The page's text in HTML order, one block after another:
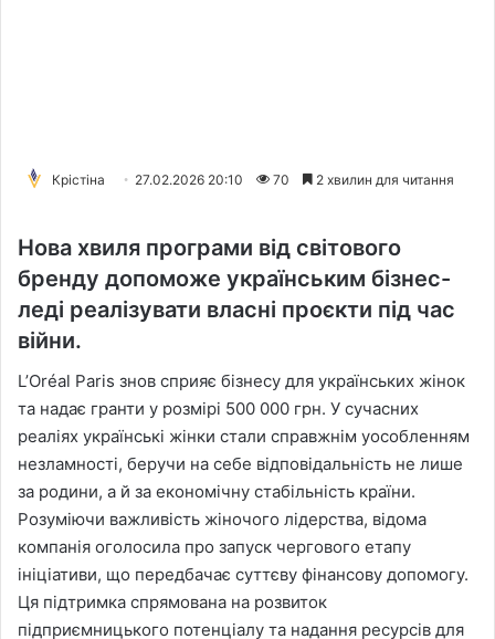
Крістіна 27.02.2026 20:10 70 2 хвилин для читання
Нова хвиля програми від світового
бренду допоможе українським бізнес-
леді реалізувати власні проєкти під час
війни.
L’Oréal Paris знов сприяє бізнесу для українських жінок
та надає гранти у розмірі 500 000 грн. У сучасних
реаліях українські жінки стали справжнім уособленням
незламності, беручи на себе відповідальність не лише
за родини, а й за економічну стабільність країни.
Розуміючи важливість жіночого лідерства, відома
компанія оголосила про запуск чергового етапу
ініціативи, що передбачає суттєву фінансову допомогу.
Ця підтримка спрямована на розвиток
підприємницького потенціалу та надання ресурсів для